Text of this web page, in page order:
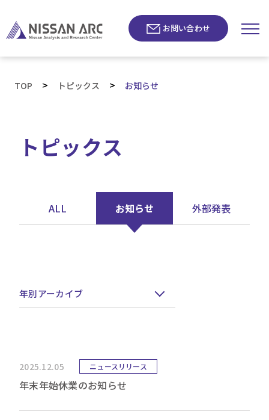
お問い合わせ
TOP > トピックス > お知らせ
トピックス
ALL お知らせ 外部発表
年別アーカイブ
2025.12.05 ニュースリリース
年末年始休業のお知らせ